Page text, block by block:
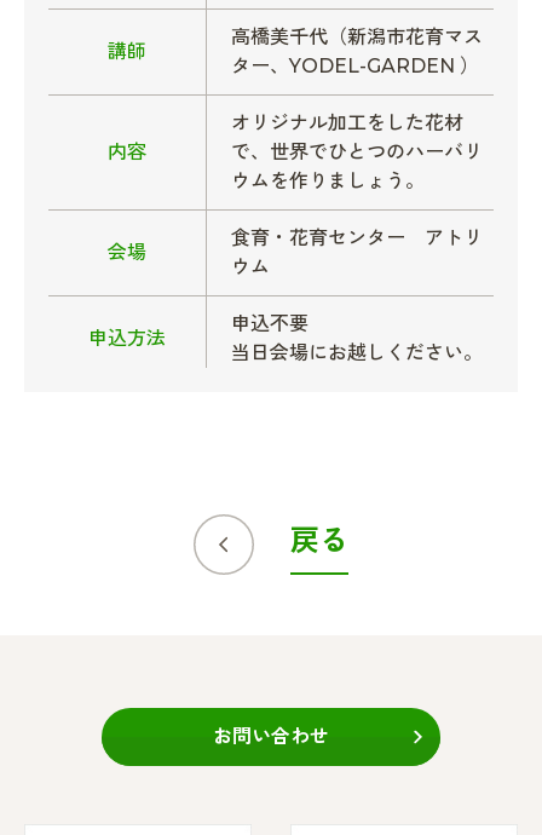
講師
高橋美千代（新潟市花育マス
ター、YODEL-GARDEN ）
内容
オリジナル加工をした花材
で、世界でひとつのハーバリ
ウムを作りましょう。
会場
食育・花育センター アトリ
ウム
申込方法
申込不要
当日会場にお越しください。
戻る
お問い合わせ